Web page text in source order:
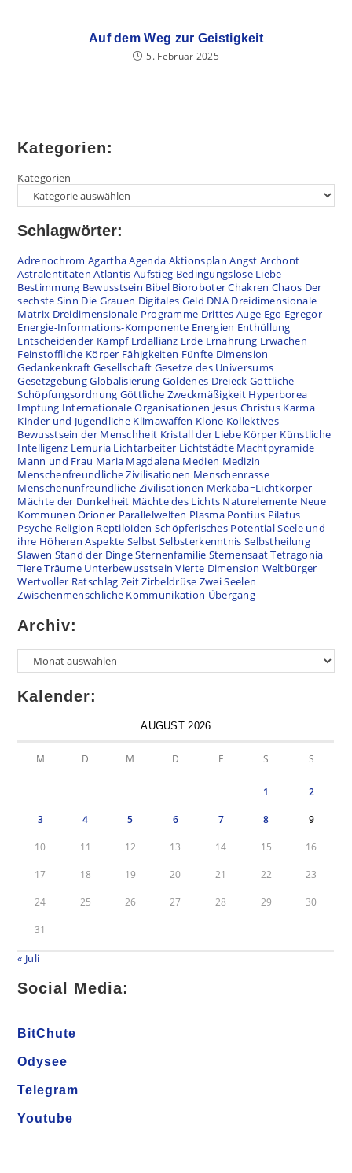
Auf dem Weg zur Geistigkeit
5. Februar 2025
Kategorien:
Kategorien
Schlagwörter:
Adrenochrom AgarthaAgenda Aktionsplan Angst Archont
Astralentitäten Atlantis Aufstieg Bedingungslose Liebe
Bestimmung Bewusstsein Bibel BioroboterChakren Chaos Der
sechste Sinn Die Grauen Digitales Geld DNA Dreidimensionale
Matrix Dreidimensionale Programme Drittes Auge Ego Egregor
Energie-Informations-Komponente Energien Enthüllung
Entscheidender Kampf Erdallianz Erde Ernährung Erwachen
Feinstoffliche Körper Fähigkeiten Fünfte Dimension
Gedankenkraft Gesellschaft Gesetze des Universums
GesetzgebungGlobalisierung Goldenes Dreieck Göttliche
Schöpfungsordnung Göttliche Zweckmäßigkeit Hyperborea
Impfung Internationale Organisationen Jesus Christus Karma
Kinder und Jugendliche Klimawaffen Klone Kollektives
Bewusstsein der Menschheit Kristall der Liebe Körper Künstliche
Intelligenz Lemuria Lichtarbeiter Lichtstädte Machtpyramide
Mann und Frau Maria Magdalena Medien Medizin
Menschenfreundliche Zivilisationen Menschenrasse
Menschenunfreundliche Zivilisationen Merkaba=Lichtkörper
Mächte der Dunkelheit Mächte des Lichts Naturelemente Neue
Kommunen Orioner Parallelwelten Plasma Pontius Pilatus
Psyche Religion Reptiloiden Schöpferisches PotentialSeele und
ihre Höheren Aspekte Selbst Selbsterkenntnis Selbstheilung
Slawen Stand der DingeSternenfamilie SternensaatTetragonia
TiereTräume Unterbewusstsein Vierte Dimension Weltbürger
Wertvoller Ratschlag ZeitZirbeldrüse Zwei Seelen
Zwischenmenschliche Kommunikation Übergang
Archiv:
Kalender:
AUGUST 2026
M D M D F S S
1 2
3 4 5 6 7 8 9
10 11 12 13 14 15 16
17 18 19 20 21 22 23
24 25 26 27 28 29 30
31
« Juli
Social Media:
BitChute
Odysee
Telegram
Youtube